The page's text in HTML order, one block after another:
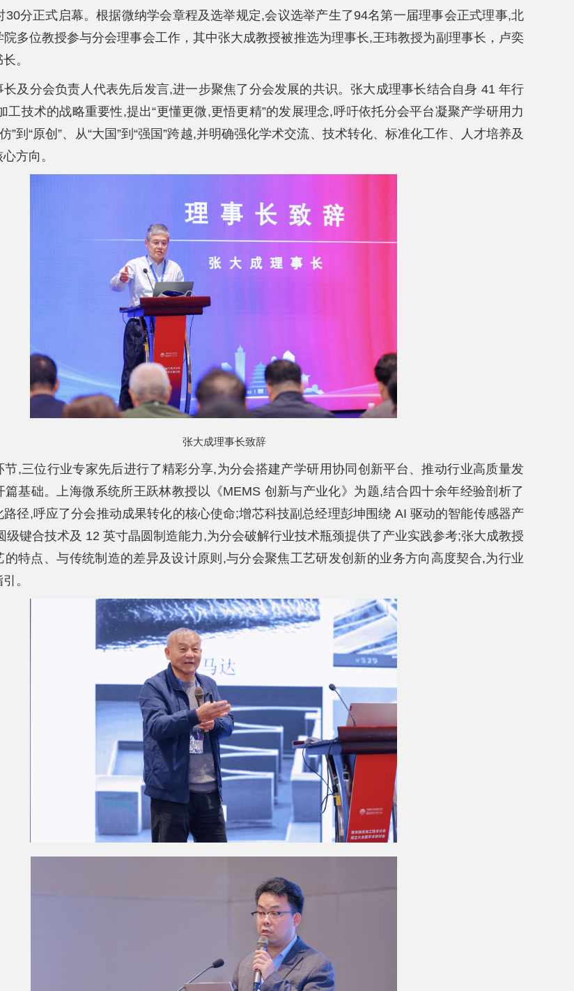
30分正式启幕。根据微纳学会章程及选举规定,会议选举产生了94名第一届理事会正式理事,北
多位教授参与分会理事会工作，其中张大成教授被推选为理事长,王玮教授为副理事长，卢奕
。
长及分会负责人代表先后发言,进一步聚焦了分会发展的共识。张大成理事长结合自身 41 年行
工技术的战略重要性,提出“更懂更微,更悟更精”的发展理念,呼吁依托分会平台凝聚产学研用力
”到“原创”、从“大国”到“强国”跨越,并明确强化学术交流、技术转化、标准化工作、人才培养及
方向。
张大成理事长致辞
节,三位行业专家先后进行了精彩分享,为分会搭建产学研用协同创新平台、推动行业高质量发
篇基础。上海微系统所王跃林教授以《MEMS 创新与产业化》为题,结合四十余年经验剖析了
径,呼应了分会推动成果转化的核心使命;增芯科技副总经理彭坤围绕 AI 驱动的智能传感器产
级键合技术及 12 英寸晶圆制造能力,为分会破解行业技术瓶颈提供了产业实践参考;张大成教授
的特点、与传统制造的差异及设计原则,与分会聚焦工艺研发创新的业务方向高度契合,为行业
。